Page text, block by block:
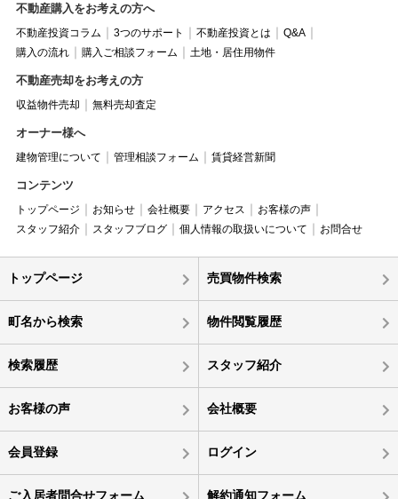
不動産購入をお考えの方へ
不動産投資コラム 3つのサポート 不動産投資とは
Q&A
購入の流れ
購入ご相談フォーム 土地・居住用物件
不動産売却をお考えの方
収益物件売却 無料売却査定
オーナー様へ
建物管理について 管理相談フォーム 賃貸経営新聞
コンテンツ
トップページ お知らせ 会社概要 アクセス
お客様の声
スタッフ紹介
スタッフブログ 個人情報の取扱いについて お問合せ
トップページ 売買物件検索
町名から検索 物件閲覧履歴
検索履歴 スタッフ紹介
お客様の声 会社概要
会員登録 ログイン
ご入居者問合せフォーム 解約通知フォーム